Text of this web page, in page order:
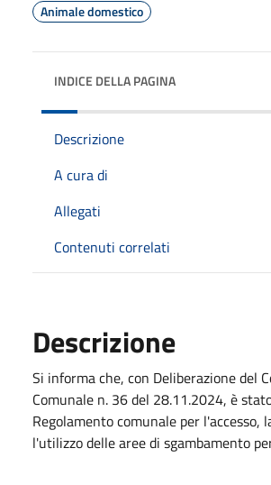
Animale domestico
INDICE DELLA PAGINA
Descrizione
A cura di
Allegati
Contenuti correlati
Descrizione
Si informa che, con Deliberazione del
Comunale n. 36 del 28.11.2024, è
Regolamento comunale per l'accesso,
l'utilizzo delle aree di sgambamento